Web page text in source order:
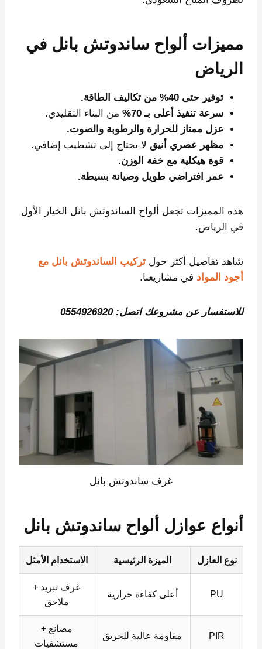
مميزات ألواح ساندوتش بانل في
الرياض
توفير حتى 40% من تكاليف الطاقة.
سرعة تنفيذ أعلى بـ 70%
من البناء التقليدي.
عزل ممتاز للحرارة والرطوبة والصوت.
مظهر عصري أنيق لا يحتاج إلى تشطيب إضافي.
قوة هيكلية مع خفة الوزن.
عمر افتراضي طويل وصيانة بسيطة.
هذه المميزات تجعل ألواح الساندوتش بانل الخيار الأول
في الرياض.
شاهد تفاصيل أكثر حول تركيب الساندوتش بانل مع
أجود المواد في مشاريعنا.
للاستفسار عن مشروعك اتصل: 0554926920
غرف ساندوتش بانل
أنواع عوازل ألواح ساندوتش بانل
نوع العازل الميزة الرئيسية الاستخدام الأمثل
PU أعلى كفاءة حرارية
غرف تبريد +
ملاحق
PIR مقاومة عالية للحريق
مصانع +
مستشفيات